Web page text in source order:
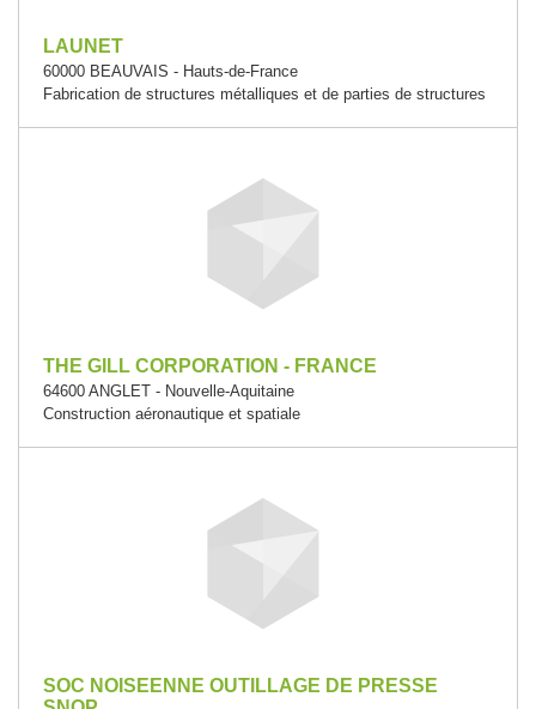
LAUNET
60000 BEAUVAIS - Hauts-de-France
Fabrication de structures métalliques et de parties de structures
THE GILL CORPORATION - FRANCE
64600 ANGLET - Nouvelle-Aquitaine
Construction aéronautique et spatiale
SOC NOISEENNE OUTILLAGE DE PRESSE